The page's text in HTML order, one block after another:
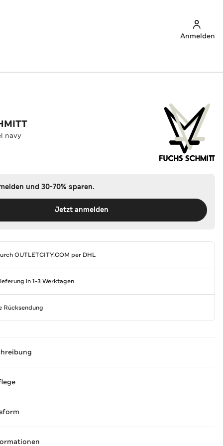
Anmelden
navy
und 30-70% sparen.
Jetzt anmelden
OUTLETCITY.COM per DHL
in 1-3 Werktagen
Rücksendung